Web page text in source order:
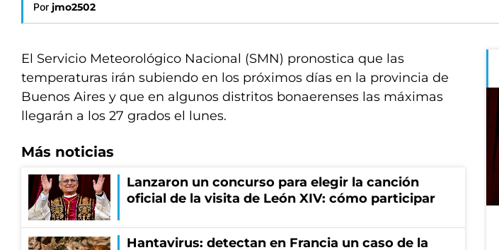
Por jmo2502
El Servicio Meteorológico Nacional (SMN) pronostica que las
temperaturas irán subiendo en los próximos días en la provincia de
Buenos Aires y que en algunos distritos bonaerenses las máximas
llegarán a los 27 grados el lunes.
Más noticias
Lanzaron un concurso para elegir la canción
oficial de la visita de León XIV: cómo participar
Hantavirus: detectan en Francia un caso de la